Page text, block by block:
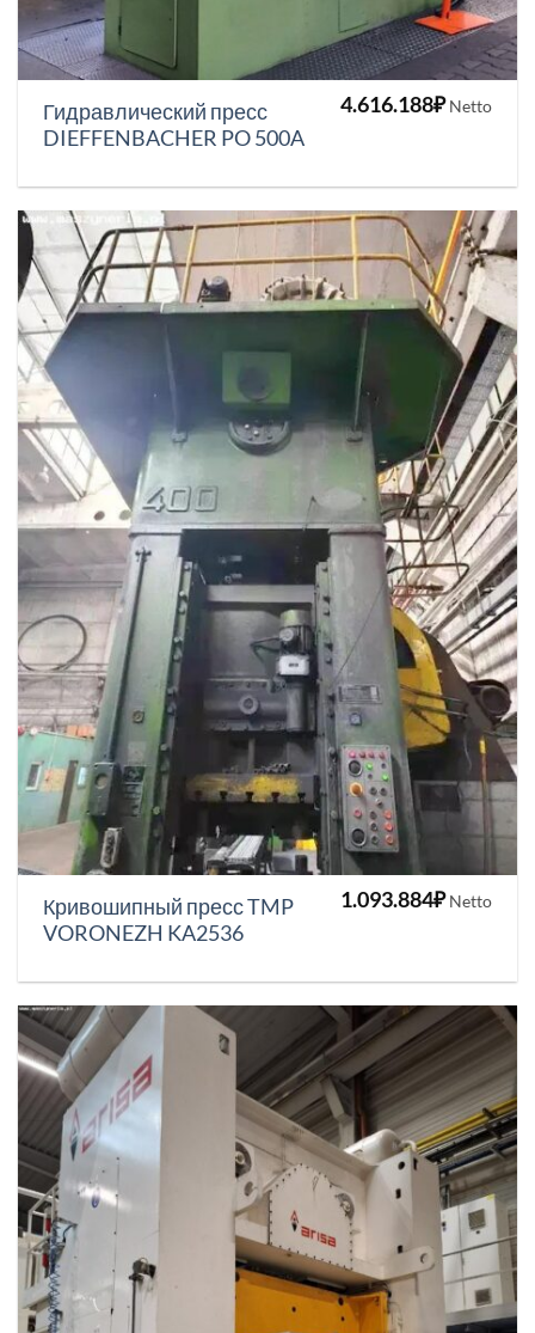
Гидравлический пресс
DIEFFENBACHER PO 500A
4.616.188₽ Netto
Кривошипный пресс TMP
VORONEZH KA2536
1.093.884₽ Netto